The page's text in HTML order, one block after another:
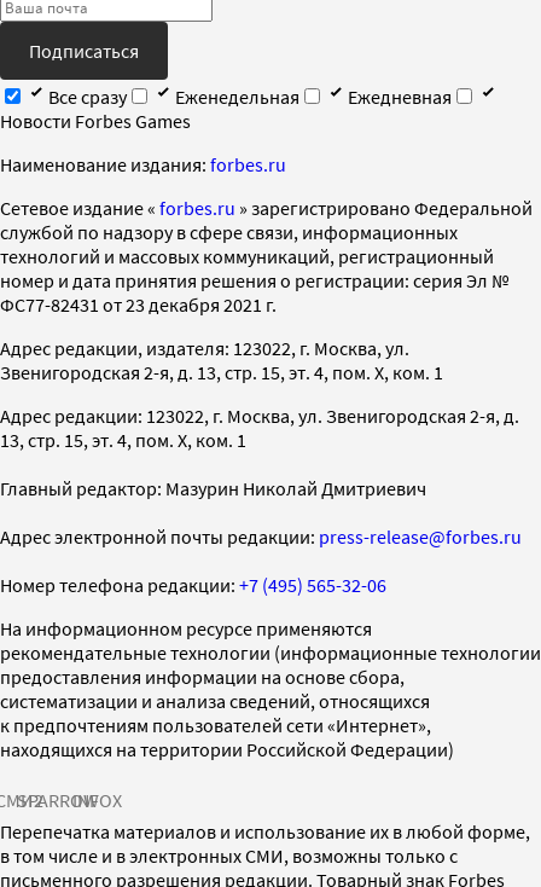
Подписаться
Все сразу
Еженедельная
Ежедневная
Новости Forbes Games
Наименование издания: forbes.ru
Cетевое издание « forbes.ru » зарегистрировано Федеральной
службой по надзору в сфере связи, информационных
технологий и массовых коммуникаций, регистрационный
номер и дата принятия решения о регистрации: серия Эл №
ФС77-82431 от 23 декабря 2021 г.
Адрес редакции, издателя: 123022, г. Москва, ул.
Звенигородская 2-я, д. 13, стр. 15, эт. 4, пом. X, ком. 1
Адрес редакции: 123022, г. Москва, ул. Звенигородская 2-я, д.
13, стр. 15, эт. 4, пом. X, ком. 1
Главный редактор: Мазурин Николай Дмитриевич
Адрес электронной почты редакции: press-release@forbes.ru
Номер телефона редакции: +7 (495) 565-32-06
На информационном ресурсе применяются
рекомендательные технологии (информационные технологии
предоставления информации на основе сбора,
систематизации и анализа сведений, относящихся
к предпочтениям пользователей сети «Интернет»,
находящихся на территории Российской Федерации)
SPARROWINFOX
Перепечатка материалов и использование их в любой форме,
в том числе и в электронных СМИ, возможны только с
письменного разрешения редакции. Товарный знак Forbes